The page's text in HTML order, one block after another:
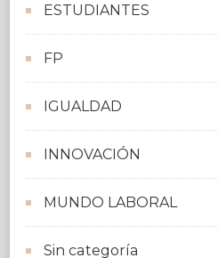
ESTUDIANTES
FP
IGUALDAD
INNOVACIÓN
MUNDO LABORAL
Sin categoría